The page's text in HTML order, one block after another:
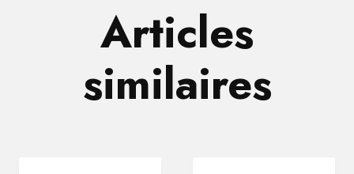
Articles
similaires